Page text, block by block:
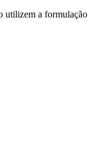
utilizem a formulação